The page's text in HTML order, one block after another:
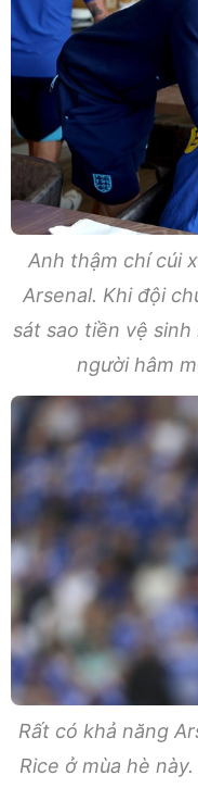
Anh thậm chí cúi
Arsenal. Khi đội
sát sao tiền vệ sinh
người hâm
Rất có khả năng
Rice ở mùa hè